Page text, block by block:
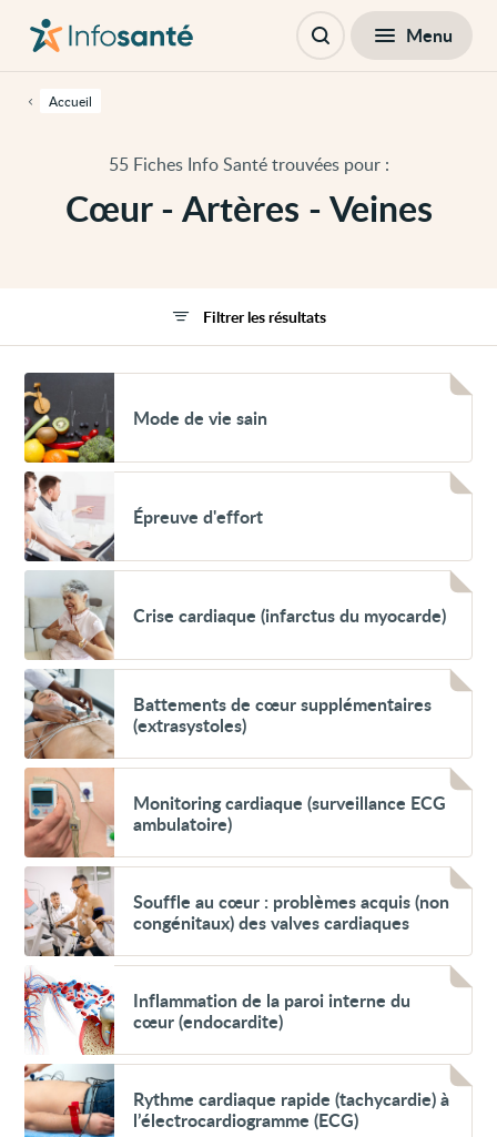
contenu
cette
principaleCœur - Artères - Veines
55 Fiches Info Santé trouvées pour :
Accueil
principale
Ouvrir Menu
Voir
Mode
de
vie
sain
Mode de vie sain
Voir
Épreuve
d'effort
Épreuve d'effort
Voir
Crise
cardiaque
(infarctus
du
myocarde)
Crise cardiaque (infarctus du myocarde)
Voir
Battements
de
cœur
supplémentaires
(extrasystoles)
Battements de cœur supplémentaires
(extrasystoles)
Voir
Monitoring
cardiaque
(surveillance
ECG
ambulatoire)
Monitoring cardiaque (surveillance ECG
ambulatoire)
Voir
Souffle
au
cœur
:
problèmes
acquis
(non
congénitaux)
des
valves
cardiaques
Souffle au cœur : problèmes acquis (non
congénitaux) des valves cardiaques
Voir
Inflammation
de
la
paroi
interne
du
cœur
(endocardite)
Inflammation de la paroi interne du
cœur (endocardite)
Voir
Rythme
cardiaque
rapide
Rythme cardiaque rapide (tachycardie) à
l’électrocardiogramme (ECG)
Filtrer les résultats
Filtres Fermer